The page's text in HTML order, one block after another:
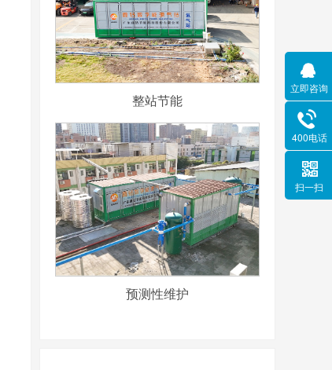
整站节能
预测性维护
立即咨询
400电话
扫一扫